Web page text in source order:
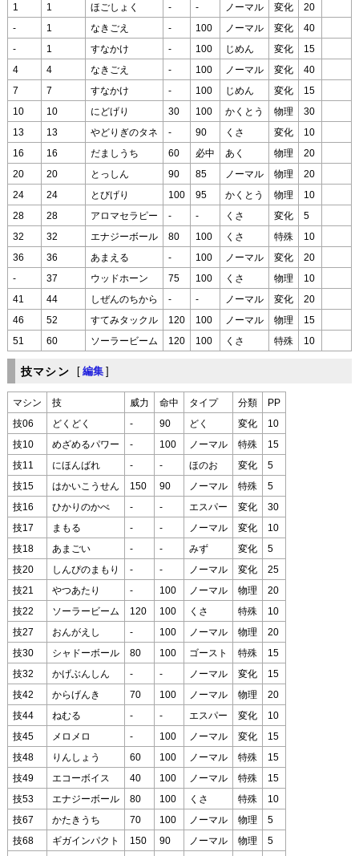
1 1 ほごしょく - - ノーマル 変化 20
- 1 なきごえ - 100 ノーマル 変化 40
- 1 すなかけ - 100 じめん 変化 15
4 4 なきごえ - 100 ノーマル 変化 40
7 7 すなかけ - 100 じめん 変化 15
10 10 にどげり 30 100 かくとう 物理 30
13 13 やどりぎのタネ - 90 くさ 変化 10
16 16 だましうち 60 必中 あく 物理 20
20 20 とっしん 90 85 ノーマル 物理 20
24 24 とびげり 100 95 かくとう 物理 10
28 28 アロマセラピー - - くさ 変化 5
32 32 エナジーボール 80 100 くさ 特殊 10
36 36 あまえる - 100 ノーマル 変化 20
- 37 ウッドホーン 75 100 くさ 物理 10
41 44 しぜんのちから - - ノーマル 変化 20
46 52 すてみタックル 120 100 ノーマル 物理 15
51 60 ソーラービーム 120 100 くさ 特殊 10
技マシン [ 編集 ]
マシン 技 威力 命中 タイプ 分類 PP
技06 どくどく - 90 どく 変化 10
技10 めざめるパワー - 100 ノーマル 特殊 15
技11 にほんばれ - - ほのお 変化 5
技15 はかいこうせん 150 90 ノーマル 特殊 5
技16 ひかりのかべ - - エスパー 変化 30
技17 まもる - - ノーマル 変化 10
技18 あまごい - - みず 変化 5
技20 しんぴのまもり - - ノーマル 変化 25
技21 やつあたり - 100 ノーマル 物理 20
技22 ソーラービーム 120 100 くさ 特殊 10
技27 おんがえし - 100 ノーマル 物理 20
技30 シャドーボール 80 100 ゴースト 特殊 15
技32 かげぶんしん - - ノーマル 変化 15
技42 からげんき 70 100 ノーマル 物理 20
技44 ねむる - - エスパー 変化 10
技45 メロメロ - 100 ノーマル 変化 15
技48 りんしょう 60 100 ノーマル 特殊 15
技49 エコーボイス 40 100 ノーマル 特殊 15
技53 エナジーボール 80 100 くさ 特殊 10
技67 かたきうち 70 100 ノーマル 物理 5
技68 ギガインパクト 150 90 ノーマル 物理 5